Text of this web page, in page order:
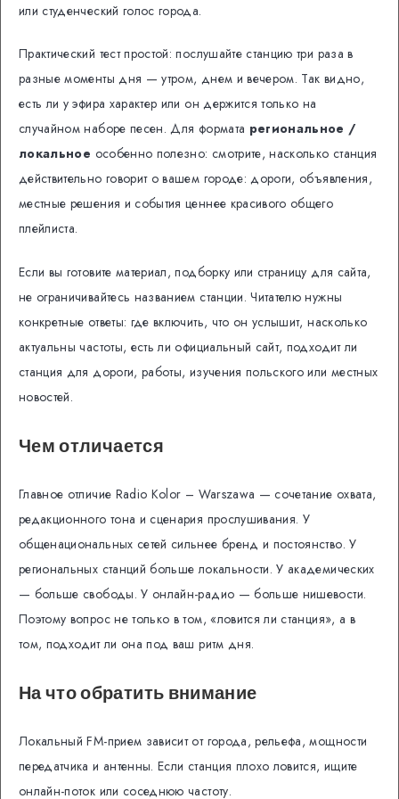
или студенческий голос города.
Практический тест простой: послушайте станцию три раза в
разные моменты дня — утром, днем и вечером. Так видно,
есть ли у эфира характер или он держится только на
случайном наборе песен. Для формата региональное /
локальное особенно полезно: смотрите, насколько станция
действительно говорит о вашем городе: дороги, объявления,
местные решения и события ценнее красивого общего
плейлиста.
Если вы готовите материал, подборку или страницу для сайта,
не ограничивайтесь названием станции. Читателю нужны
конкретные ответы: где включить, что он услышит, насколько
актуальны частоты, есть ли официальный сайт, подходит ли
станция для дороги, работы, изучения польского или местных
новостей.
Чем отличается
Главное отличие Radio Kolor – Warszawa — сочетание охвата,
редакционного тона и сценария прослушивания. У
общенациональных сетей сильнее бренд и постоянство. У
региональных станций больше локальности. У академических
— больше свободы. У онлайн-радио — больше нишевости.
Поэтому вопрос не только в том, «ловится ли станция», а в
том, подходит ли она под ваш ритм дня.
На что обратить внимание
Локальный FM-прием зависит от города, рельефа, мощности
передатчика и антенны. Если станция плохо ловится, ищите
онлайн-поток или соседнюю частоту.